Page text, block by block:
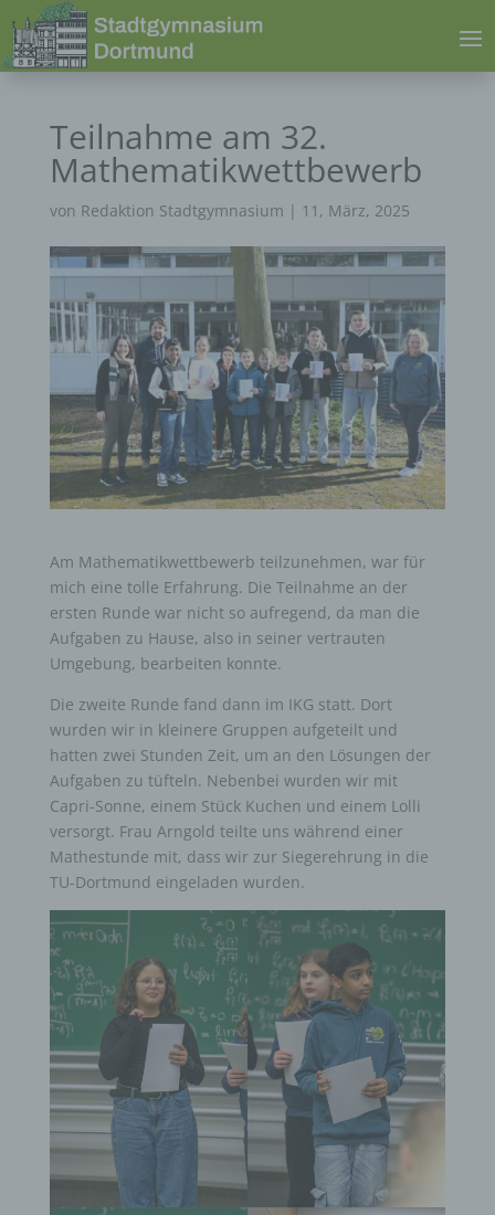
Teilnahme am 32.
Mathematikwettbewerb
von Redaktion Stadtgymnasium | 11, März, 2025
Am Mathematikwettbewerb teilzunehmen, war für
mich eine tolle Erfahrung. Die Teilnahme an der
ersten Runde war nicht so aufregend, da man die
Aufgaben zu Hause, also in seiner vertrauten
Umgebung, bearbeiten konnte.
Die zweite Runde fand dann im IKG statt. Dort
wurden wir in kleinere Gruppen aufgeteilt und
hatten zwei Stunden Zeit, um an den Lösungen der
Aufgaben zu tüfteln. Nebenbei wurden wir mit
Capri-Sonne, einem Stück Kuchen und einem Lolli
versorgt. Frau Arngold teilte uns während einer
Mathestunde mit, dass wir zur Siegerehrung in die
TU-Dortmund eingeladen wurden.